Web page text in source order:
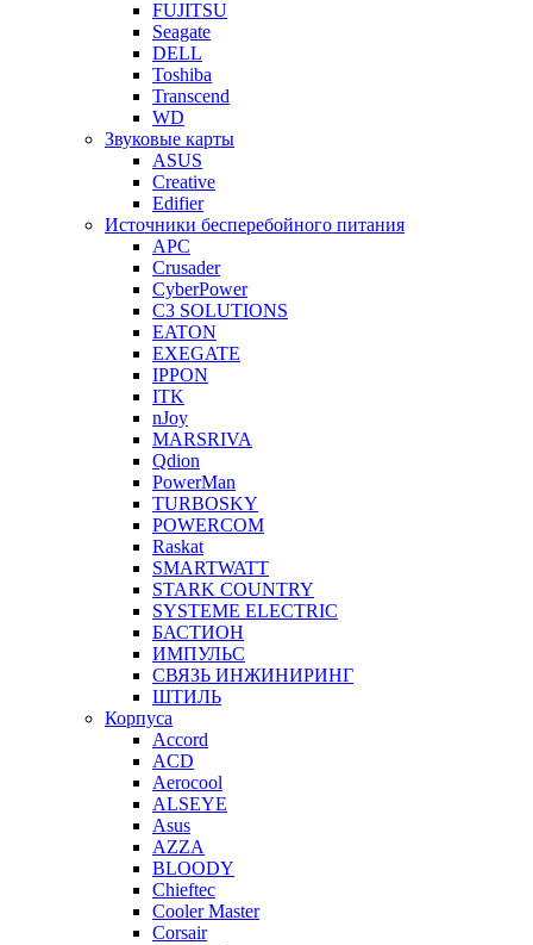
FUJITSU
Seagate
DELL
Toshiba
Transcend
WD
Звуковые карты
ASUS
Creative
Edifier
Источники бесперебойного питания
APC
Crusader
CyberPower
C3 SOLUTIONS
EATON
EXEGATE
IPPON
ITK
nJoy
MARSRIVA
Qdion
PowerMan
TURBOSKY
POWERCOM
Raskat
SMARTWATT
STARK COUNTRY
SYSTEME ELECTRIC
БАСТИОН
ИМПУЛЬС
СВЯЗЬ ИНЖИНИРИНГ
ШТИЛЬ
Корпуса
Accord
ACD
Aerocool
ALSEYE
Asus
AZZA
BLOODY
Chieftec
Cooler Master
Corsair